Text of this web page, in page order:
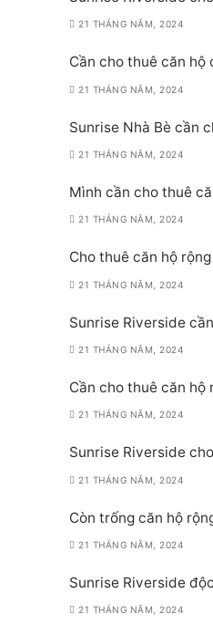
21 THÁNG NĂM, 2024
Cần cho thuê căn
21 THÁNG NĂM, 2024
Sunrise Nhà Bè cần
21 THÁNG NĂM, 2024
Mình cần cho thuê
21 THÁNG NĂM, 2024
Cho thuê căn hộ
21 THÁNG NĂM, 2024
Sunrise Riverside
21 THÁNG NĂM, 2024
Cần cho thuê căn hộ
21 THÁNG NĂM, 2024
Sunrise Riverside
21 THÁNG NĂM, 2024
Còn trống căn hộ
21 THÁNG NĂM, 2024
Sunrise Riverside
21 THÁNG NĂM, 2024